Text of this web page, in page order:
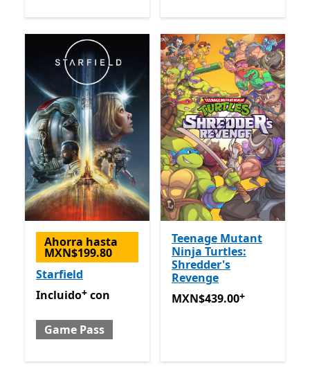
Ahorra hasta
MXN$199.80
Starfield
Incluido con Game Pass
Ofrece compras dentro de
Incluido+ con
Game Pass
Teenage Mutant
Ninja Turtles:
Shredder's
Revenge
MXN$439.00Ofrece
MXN$439.00+